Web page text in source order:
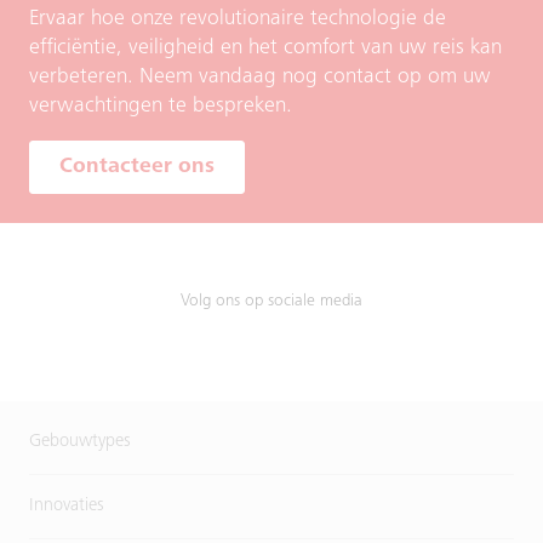
Ervaar hoe onze revolutionaire technologie de
efficiëntie, veiligheid en het comfort van uw reis kan
verbeteren. Neem vandaag nog contact op om uw
verwachtingen te bespreken.
Contacteer ons
Volg ons op sociale media
Gebouwtypes
Innovaties